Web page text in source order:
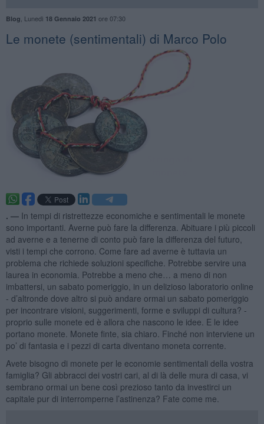
Blog Lunedì 18 Gennaio 2021 ore 07:30
Le monete (sentimentali) di Marco Polo
. — In tempi di ristrettezze economiche e sentimentali le monete
sono importanti. Averne può fare la differenza. Abituare i più piccoli
ad averne e a tenerne di conto può fare la differenza del futuro,
visti i tempi che corrono. Come fare ad averne è tuttavia un
problema che richiede soluzioni specifiche. Potrebbe servire una
laurea in economia. Potrebbe a meno che… a meno di non
imbattersi, un sabato pomeriggio, in un delizioso laboratorio online
- d’altronde dove altro si può andare ormai un sabato pomeriggio
per incontrare visioni, suggerimenti, forme e sviluppi di cultura? -
proprio sulle monete ed è allora che nascono le idee. E le idee
portano monete. Monete finte, sia chiaro. Finché non interviene un
po’ di fantasia e i pezzi di carta diventano moneta corrente.
Avete bisogno di monete per le economie sentimentali della vostra
famiglia? Gli abbracci dei vostri cari, al di là delle mura di casa, vi
sembrano ormai un bene così prezioso tanto da investirci un
capitale pur di interromperne l’astinenza? Fate come me.